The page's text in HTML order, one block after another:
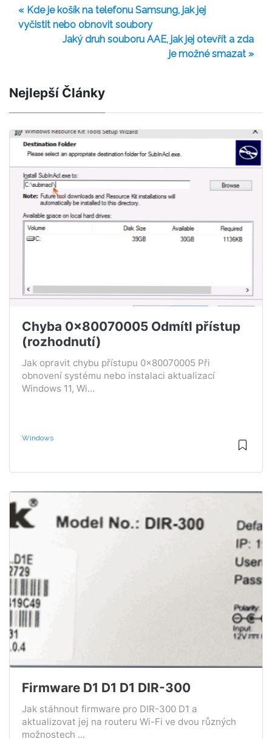
« Kde je košík na telefonu Samsung, jak jej
vyčistit nebo obnovit soubory
Jaký druh souboru AAE, jak jej otevřít a zda
je možné smazat »
Nejlepší Články
Chyba 0x80070005 Odmítl přístup
(rozhodnutí)
Jak opravit chybu přístupu 0x80070005 Při
obnovení systému nebo instalaci aktualizací
Windows 11, Wi...
Windows
Firmware D1 D1 D1 DIR-300
Jak stáhnout firmware pro DIR-300 D1 a
aktualizovat jej na routeru Wi-Fi ve dvou různých
možnostech ...